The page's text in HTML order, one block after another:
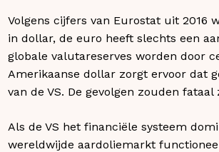
Volgens cijfers van Eurostat uit 2016
in dollar, de euro heeft slechts een
globale valutareserves worden door
Amerikaanse dollar zorgt ervoor dat
van de VS. De gevolgen zouden
Als de VS het financiële systeem
wereldwijde aardoliemarkt